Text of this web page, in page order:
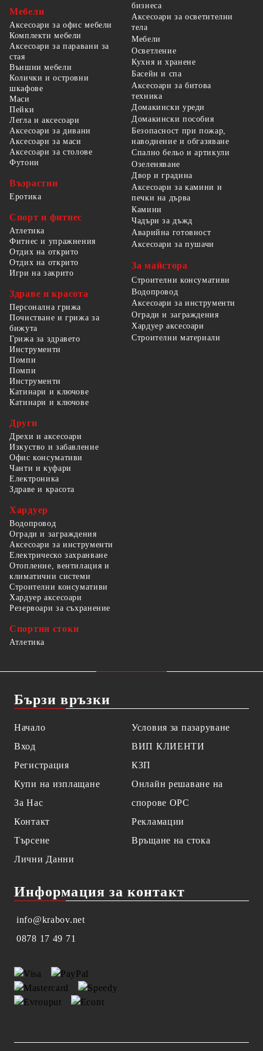
Мебели
Аксесоари за офис мебели
Комплекти мебели
Аксесоари за паравани за
стая
Външни мебели
Колички и островни
шкафове
Маси
Пейки
Легла и аксесоари
Аксесоари за дивани
Аксесоари за маси
Аксесоари за столове
Футони
Възрастни
Еротика
Спорт и фитнес
Атлетика
Фитнес и упражнения
Отдих на открито
Отдих на открито
Игри на закрито
Здраве и красота
Персонална грижа
Почистване и грижа за
бижута
Грижа за здравето
бизнеса
Аксесоари за осветителни
тела
Мебели
Осветление
Кухня и хранене
Басейн и спа
Аксесоари за битова
техника
Домакински уреди
Домакински пособия
Безопасност при пожар,
наводнение и обгазяване
Спално бельо и артикули
Озеленяване
Двор и градина
Аксесоари за камини и
печки на дърва
Камини
Чадъри за дъжд
Аварийна готовност
Аксесоари за пушачи
За майстора
Строителни консумативи
Водопровод
Аксесоари за инструменти
Огради и заграждения
Хардуер аксесоари
Строителни материали
Инструменти
Помпи
Помпи
Инструменти
Катинари и ключове
Катинари и ключове
Други
Дрехи и аксесоари
Изкуство и забавление
Офис консумативи
Чанти и куфари
Електроника
Здраве и красота
Хардуер
Водопровод
Огради и заграждения
Аксесоари за инструменти
Електрическо захранване
Отопление, вентилация и
климатични системи
Строителни консумативи
Хардуер аксесоари
Резервоари за съхранение
Спортни стоки
Атлетика
Бързи връзки
Начало
Вход
Регистрация
Купи на изплащане
За Нас
Контакт
Търсене
Лични Данни
Условия за пазаруване
ВИП КЛИЕНТИ
КЗП
Онлайн решаване на
спорове OPC
Рекламации
Връщане на стока
Информация за контакт
info@krabov.net
0878 17 49 71